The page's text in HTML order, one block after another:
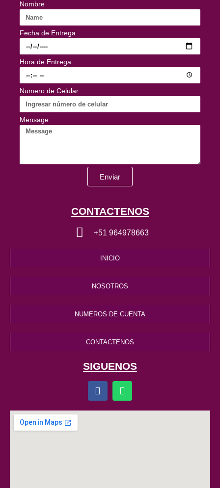
Nombre
Fecha de Entrega
Hora de Entrega
Numero de Celular
Mensage
Enviar
CONTACTENOS
+51 964978663
INICIO
NOSOTROS
NUMEROS DE CUENTA
CONTACTENOS
SIGUENOS